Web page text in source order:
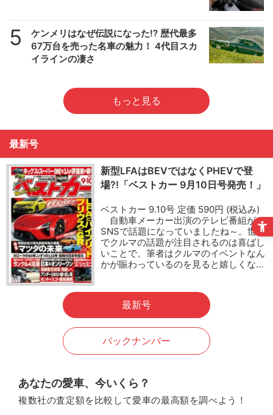
5
ケンメリはなぜ伝説になった!? 歴代最多
67万台を売った名車の魅力！ 4代目スカ
イラインの凄さ
もっと見る
最新号
新型LFAはBEVではなくPHEVで登
場?!「ベストカー 9月10日号発売！」
ベストカー 9.10号 定価 590円 (税込み)
自動車メーカー出演のテレビ番組が
SNSで話題になっていましたね～。世間
でクルマの話題が注目されるのは喜ばし
いことで、筆者はクルマのイベントなん
かが賑わっているのを見ると嬉しくな…
最新号
バックナンバー
あなたの愛車、今いくら？
複数社の査定額を比較して愛車の最高額を調べよう！